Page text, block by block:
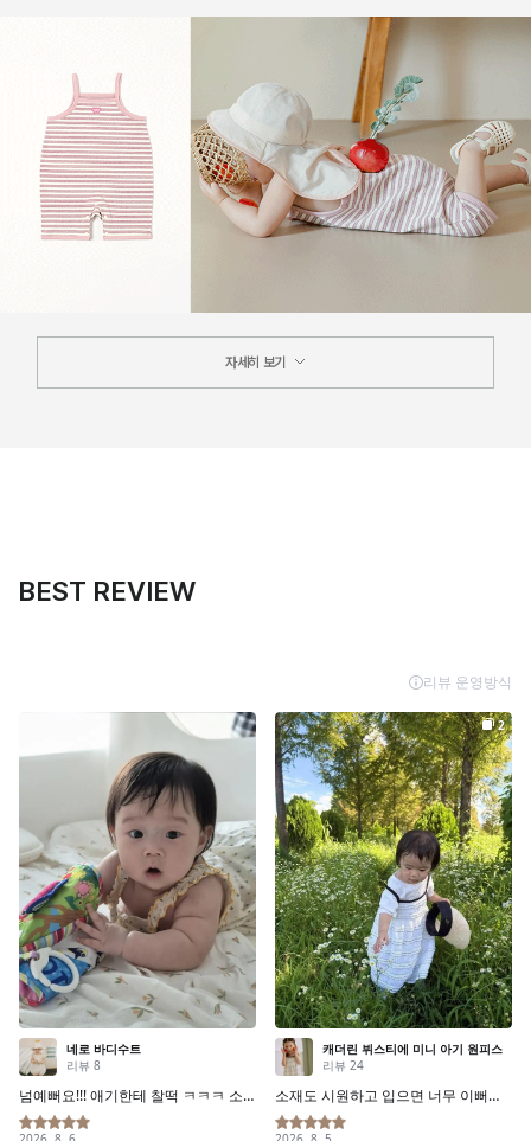
자세히 보기
BEST REVIEW